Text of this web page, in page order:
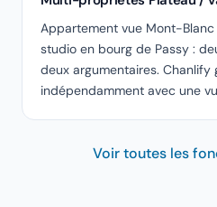
Appartement vue Mont-Blanc
studio en bourg de Passy :
deux argumentaires.
indépendamment avec une
Voir toutes les